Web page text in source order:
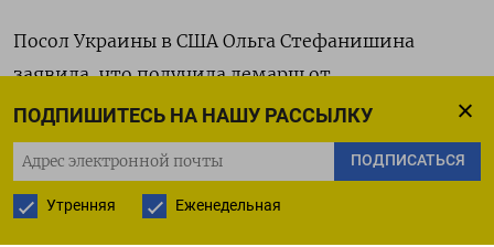
ПОДПИШИТЕСЬ НА НАШУ РАССЫЛКУ
ПОДПИСАТЬСЯ
Утренняя Еженедельная
Посол Украины в США Ольга Стефанишина
заявила, что получила демарш от
Госдепартамента после атак ВСУ на нефтяной
терминал в Новороссийске в конце 2025 года.
«Мы слышали, что украинские атаки на
Новороссийск затронули часть американских